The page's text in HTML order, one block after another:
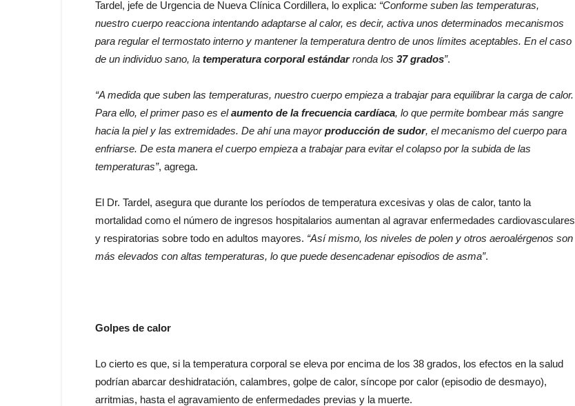
Tardel, jefe de Urgencia de Nueva Clínica Cordillera, lo explica: “Conforme suben las temperaturas,
nuestro cuerpo reacciona intentando adaptarse al calor, es decir, activa unos determinados mecanismos
para regular el termostato interno y mantener la temperatura dentro de unos límites aceptables. En el caso
de un individuo sano, la temperatura corporal estándarronda los 37 grados”.
“A medida que suben las temperaturas, nuestro cuerpo empieza a trabajar para equilibrar la carga de calor.
Para ello, el primer paso es elaumento de la frecuencia cardíaca, lo que permite bombear más sangre
hacia la piel y las extremidades. De ahí una mayorproducción de sudor, el mecanismo del cuerpo para
enfriarse. De esta manera el cuerpo empieza a trabajar para evitar el colapso por la subida de las
temperaturas”, agrega.
El Dr. Tardel, asegura que durante los períodos de temperatura excesivas y olas de calor, tanto la
mortalidad como el número de ingresos hospitalarios aumentan al agravar enfermedades cardiovasculares
y respiratorias sobre todo en adultos mayores. “Así mismo, los niveles de polen y otros aeroalérgenos son
más elevados con altas temperaturas, lo que puede desencadenar episodios de asma”.
Golpes de calor
Lo cierto es que, si la temperatura corporal se eleva por encima de los 38 grados, los efectos en la salud
podrían abarcar deshidratación, calambres, golpe de calor, síncope por calor (episodio de desmayo),
arritmias, hasta el agravamiento de enfermedades previas y la muerte.